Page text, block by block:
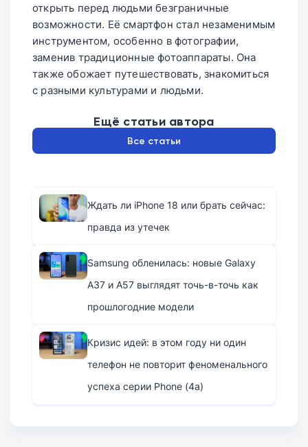
открыть перед людьми безграничные
возможности. Её смартфон стал незаменимым
инструментом, особенно в фотографии,
заменив традиционные фотоаппараты. Она
также обожает путешествовать, знакомиться
с разными культурами и людьми.
Ещё статьи автора
Все статьи
Ждать ли iPhone 18 или брать сейчас:
правда из утечек
Samsung обленилась: новые Galaxy
A37 и A57 выглядят точь-в-точь как
прошлогодние модели
Кризис идей: в этом году ни один
телефон не повторит феноменального
успеха серии Phone (4a)